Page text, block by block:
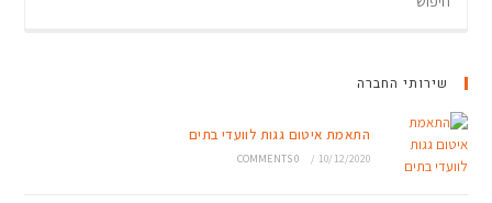
שירותי החברה
התאמת איטום גגות לוועדי בתים
10/12/2020
/
0 COMMENTS